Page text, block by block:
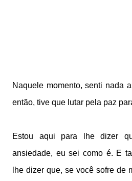
Naquele momento, senti nada
então, tive que lutar pela paz
Estou aqui para lhe dizer
ansiedade, eu sei como é. E
lhe dizer que, se você sofre de